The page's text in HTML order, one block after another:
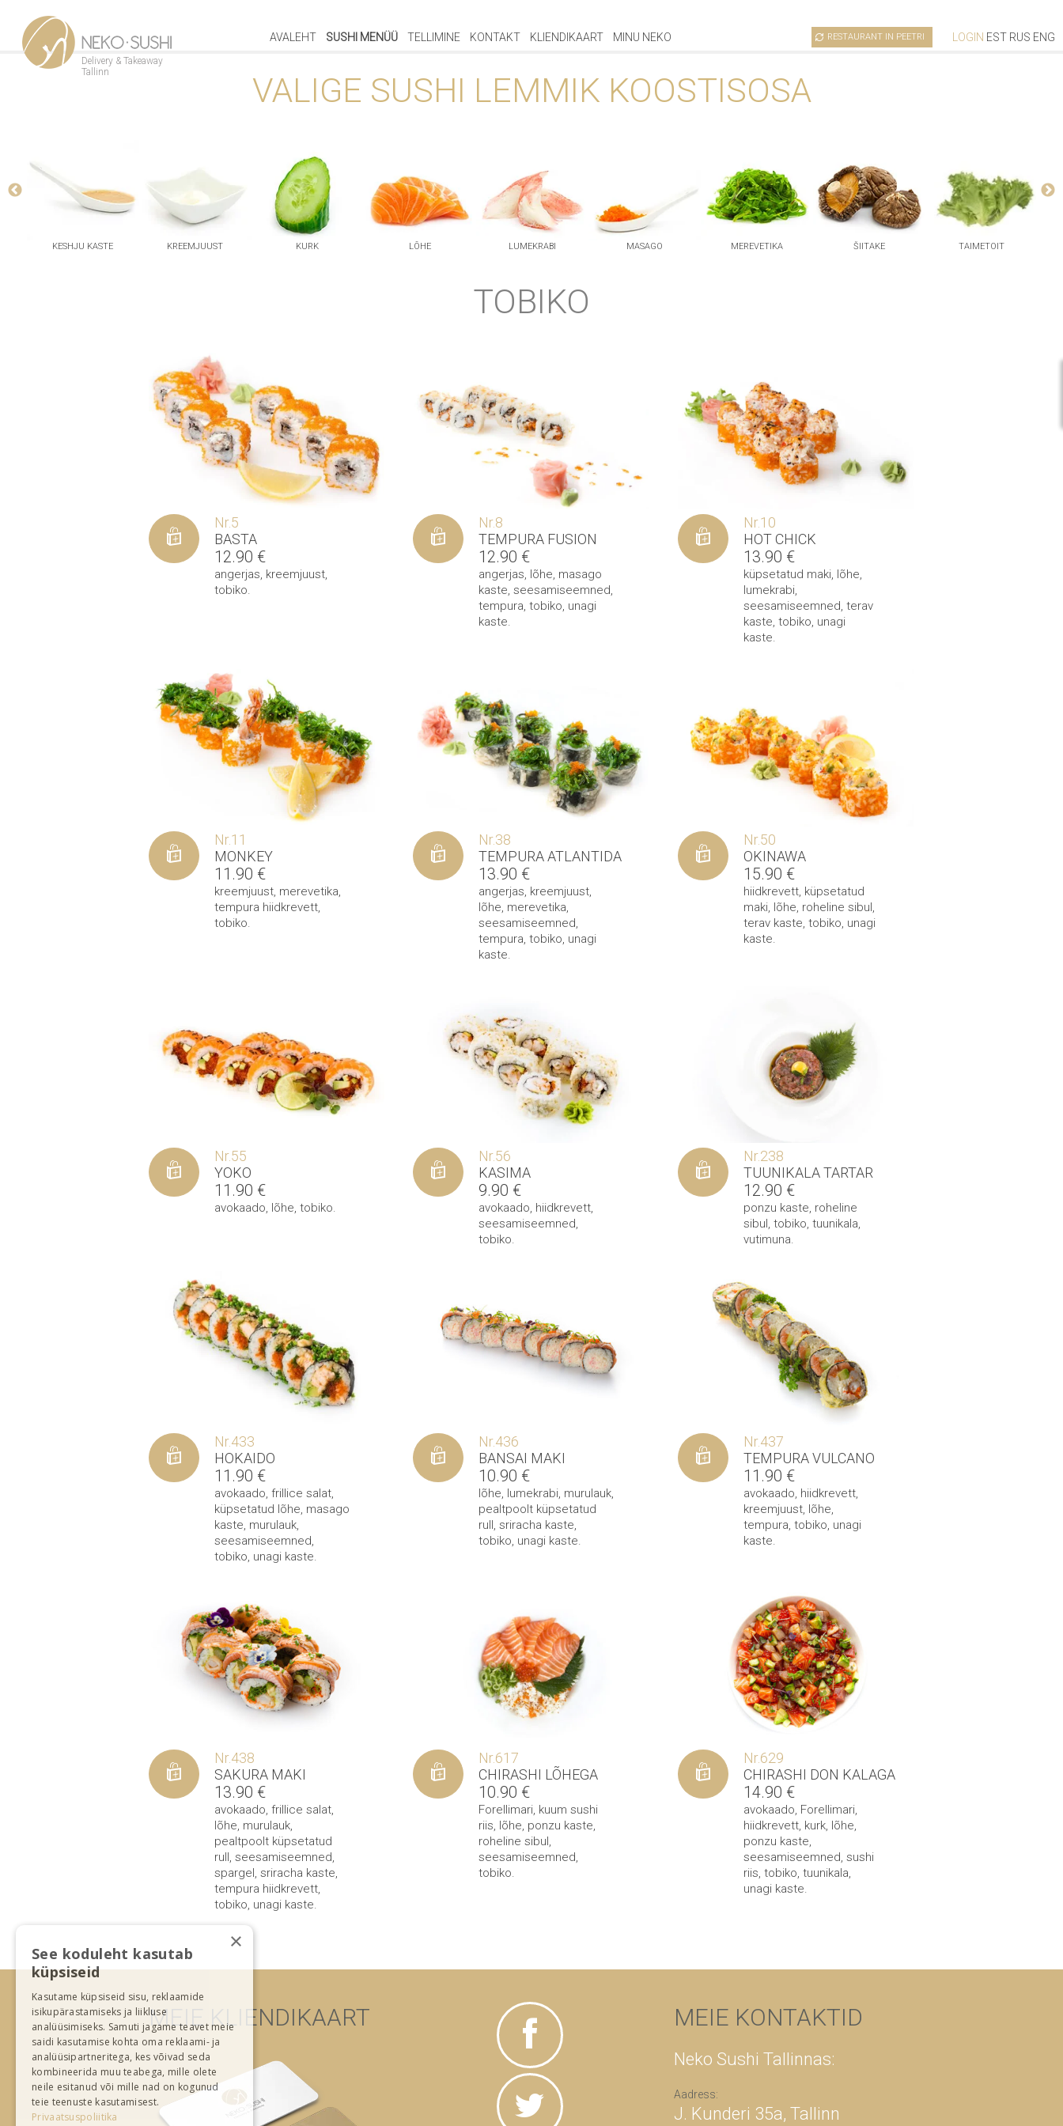
Delivery & Takeaway
Tallinn
AVALEHT SUSHI MENÜÜ TELLIMINE KONTAKT KLIENDIKAART MINU NEKO RESTAURANT IN PEETRI LOGIN EST RUS ENG
VALIGE SUSHI LEMMIK KOOSTISOSA
KESHJU KASTE KREEMJUUST KURK LÕHE LUMEKRABI MASAGO MEREVETIKA ŠIITAKE TAIMETOIT
TOBIKO
Nr.5
BASTA
12.90 €
angerjas, kreemjuust,
tobiko.
Nr.8
TEMPURA FUSION
12.90 €
angerjas, lõhe, masago
kaste,seesamiseemned,
tempura,tobiko, unagi
kaste.
Nr.10
HOT CHICK
13.90 €
küpsetatud maki, lõhe,
lumekrabi,
seesamiseemned, terav
kaste, tobiko, unagi
kaste.
Nr.11
MONKEY
11.90 €
kreemjuust, merevetika,
tempura hiidkrevett,
tobiko.
Nr.38
TEMPURA ATLANTIDA
13.90 €
angerjas, kreemjuust,
lõhe, merevetika,
seesamiseemned,
tempura,tobiko, unagi
kaste.
Nr.50
OKINAWA
15.90 €
hiidkrevett, küpsetatud
maki, lõhe, roheline sibul,
terav kaste, tobiko, unagi
kaste.
Nr.55
YOKO
11.90 €
avokaado, lõhe, tobiko.
Nr.56
KASIMA
9.90 €
avokaado, hiidkrevett,
seesamiseemned,
tobiko.
Nr.238
TUUNIKALA TARTAR
12.90 €
ponzu kaste, roheline
sibul , tobiko, tuunikala,
vutimuna.
Nr.433
HOKAIDO
11.90 €
avokaado, frillice salat,
küpsetatud lõhe, masago
kaste, murulauk,
seesamiseemned,
tobiko, unagi kaste.
Nr.436
BANSAI MAKI
10.90 €
lõhe, lumekrabi, murulauk,
pealtpoolt küpsetatud
rull,sriracha kaste,
tobiko, unagi kaste.
Nr.437
TEMPURA VULCANO
11.90 €
avokaado, hiidkrevett,
kreemjuust, lõhe,
tempura, tobiko, unagi
kaste.
Nr.438
SAKURA MAKI
13.90 €
avokaado, frillice salat,
lõhe, murulauk,
pealtpoolt küpsetatud
rull, seesamiseemned,
spargel, sriracha kaste,
tempura hiidkrevett,
tobiko, unagi kaste.
Nr.617
CHIRASHI LÕHEGA
10.90 €
Forellimari, kuum sushi
riis, lõhe, ponzu kaste,
roheline sibul,
seesamiseemned,
tobiko.
Nr.629
CHIRASHI DON KALAGA
14.90 €
avokaado, Forellimari,
hiidkrevett, kurk, lõhe,
ponzu kaste,
seesamiseemned, sushi
riis, tobiko, tuunikala,
unagi kaste.
MEIE KLIENDIKAART MEIE KONTAKTID
Neko Sushi Tallinnas:
Aadress:
J. Kunderi 35a, Tallinn
×
See koduleht kasutab
küpsiseid
Kasutame küpsiseid sisu, reklaamide
isikupärastamiseks ja liikluse
analüüsimiseks. Samuti jagame teavet meie
saidi kasutamise kohta oma reklaami- ja
analüüsipartneritega, kes võivad seda
kombineerida muu teabega, mille olete
neile esitanud või mille nad on kogunud
teie teenuste kasutamisest.
Privaatsuspoliitika